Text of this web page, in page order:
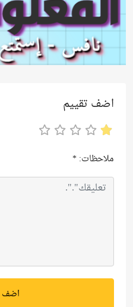
اضف تقييم
ملاحظات:*
اضف